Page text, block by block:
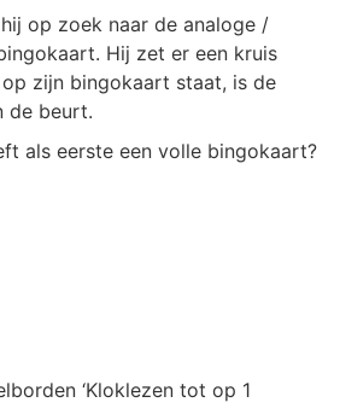
op zoek naar de analoge /
Hij zet er een kruis
zijn bingokaart staat, is de
de beurt.
als eerste een volle bingokaart?
‘Kloklezen tot op 1